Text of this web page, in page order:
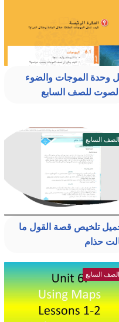
وحدة الموجات والضوء
للصف السابع
الصف السابع
تلخيص قصة القول ما
حذام
الصف السابع